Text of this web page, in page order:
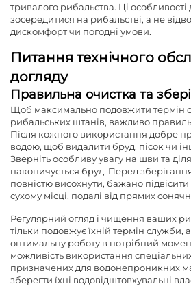
тривалого рибальства. Ці особливості
зосередитися на рибальстві, а не
дискомфорт чи погодні умови.
Питання технічного
догляду
Правильна очистка та
Щоб максимально подовжити термін
рибальських штанів, важливо
Після кожного використання добре
водою, щоб видалити бруд, пісок чи
Зверніть особливу увагу на шви та
накопичується бруд. Перед
повністю висохнути, бажано
сухому місці, подалі від прямих
Регулярний огляд і чищення ваших
тільки подовжує їхній термін служби,
оптимальну роботу в потрібний
можливість використання
призначених для водонепроникних
зберегти їхні водовідштовхувальні